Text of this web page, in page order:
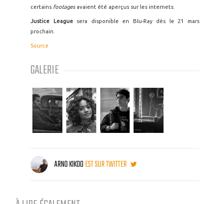
certains footagesavaient été aperçus sur les internets.
Justice League sera disponible en Blu-Ray dès le 21 mars
prochain.
Source
GALERIE
ARNO KIKOOEST SUR TWITTER